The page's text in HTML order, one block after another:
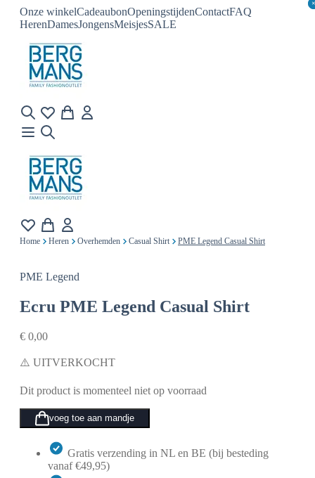
Onze winkelCadeaubonOpeningstijdenContactFAQ
HerenDamesJongensMeisjesSALE
×
×
Home Heren Overhemden Casual Shirt PME Legend Casual Shirt
PME Legend
Ecru PME Legend Casual Shirt
€ 0,00
⚠️ UITVERKOCHT
Dit product is momenteel niet op voorraad
voeg toe aan mandje
Gratis verzending in NL en BE (bij besteding
vanaf €49,95)